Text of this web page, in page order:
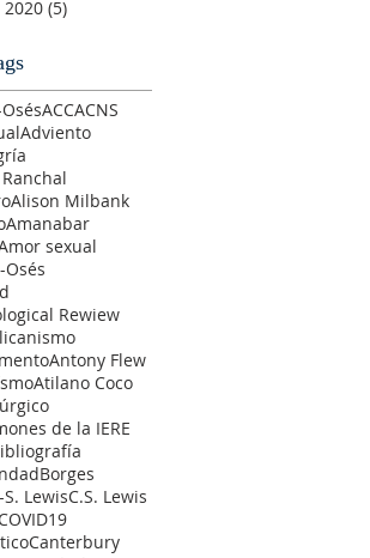
(5)
ACCACNS
Adviento
Alison Milbank
Amanabar
sexual
Rewiew
Antony Flew
Atilano Coco
de la IERE
Borges
S. LewisC.S. Lewis
COVID19
Canterbury